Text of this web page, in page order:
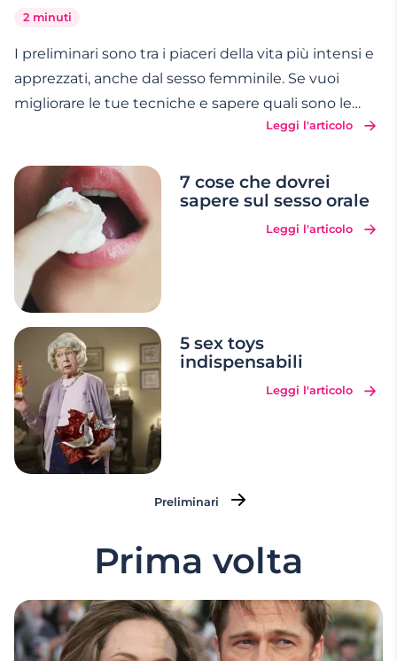
2 minuti
I preliminari sono tra i piaceri della vita più intensi e
apprezzati, anche dal sesso femminile. Se vuoi
migliorare le tue tecniche e sapere quali sono le
cose che le donne amano più, leggi quali sono le 3
dito. PRELIMINARI FEMMINILI: VARIA …
Leggi l'articolo
7 cose che dovrei
sapere sul sesso orale
Leggi l'articolo
5 sex toys
indispensabili
Leggi l'articolo
Preliminari
Prima volta